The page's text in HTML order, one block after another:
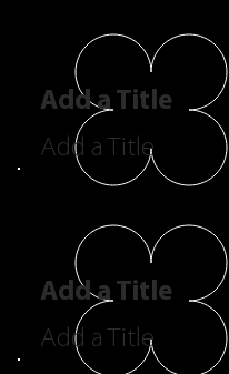
Add a Title
Add a Title
Add a Title
Add a Title